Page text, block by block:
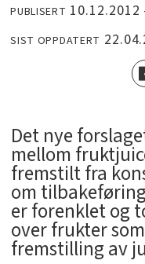
PUBLISERT
SIST OPPDATERT
Det nye
mellom
fremstilt fra
om
er forenklet og
over frukter
fremstilling av